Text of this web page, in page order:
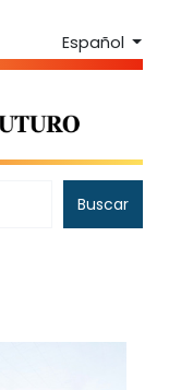
Español
Buscar